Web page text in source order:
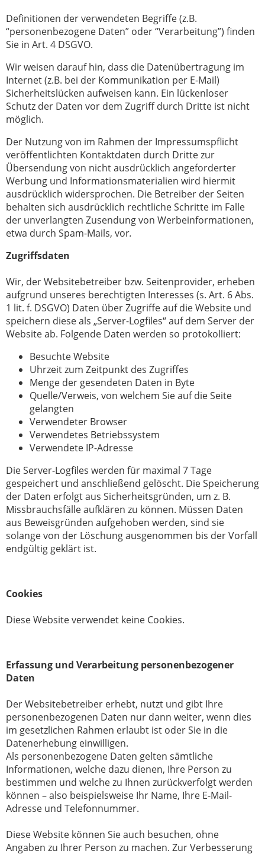
Definitionen der verwendeten Begriffe (z.B.
“personenbezogene Daten” oder “Verarbeitung”) finden
Sie in Art. 4 DSGVO.
Wir weisen darauf hin, dass die Datenübertragung im
Internet (z.B. bei der Kommunikation per E-Mail)
Sicherheitslücken aufweisen kann. Ein lückenloser
Schutz der Daten vor dem Zugriff durch Dritte ist nicht
möglich.
Der Nutzung von im Rahmen der Impressumspflicht
veröffentlichten Kontaktdaten durch Dritte zur
Übersendung von nicht ausdrücklich angeforderter
Werbung und Informationsmaterialien wird hiermit
ausdrücklich widersprochen. Die Betreiber der Seiten
behalten sich ausdrücklich rechtliche Schritte im Falle
der unverlangten Zusendung von Werbeinformationen,
etwa durch Spam-Mails, vor.
Zugriffsdaten
Wir, der Websitebetreiber bzw. Seitenprovider, erheben
aufgrund unseres berechtigten Interesses (s. Art. 6 Abs.
1 lit. f. DSGVO) Daten über Zugriffe auf die Website und
speichern diese als „Server-Logfiles“ auf dem Server der
Website ab. Folgende Daten werden so protokolliert:
Besuchte Website
Uhrzeit zum Zeitpunkt des Zugriffes
Menge der gesendeten Daten in Byte
Quelle/Verweis, von welchem Sie auf die Seite
gelangten
Verwendeter Browser
Verwendetes Betriebssystem
Verwendete IP-Adresse
Die Server-Logfiles werden für maximal 7 Tage
gespeichert und anschließend gelöscht. Die Speicherung
der Daten erfolgt aus Sicherheitsgründen, um z. B.
Missbrauchsfälle aufklären zu können. Müssen Daten
aus Beweisgründen aufgehoben werden, sind sie
solange von der Löschung ausgenommen bis der Vorfall
endgültig geklärt ist.
Cookies
Diese Website verwendet keine Cookies.
Erfassung und Verarbeitung personenbezogener
Daten
Der Websitebetreiber erhebt, nutzt und gibt Ihre
personenbezogenen Daten nur dann weiter, wenn dies
im gesetzlichen Rahmen erlaubt ist oder Sie in die
Datenerhebung einwilligen.
Als personenbezogene Daten gelten sämtliche
Informationen, welche dazu dienen, Ihre Person zu
bestimmen und welche zu Ihnen zurückverfolgt werden
können – also beispielsweise Ihr Name, Ihre E-Mail-
Adresse und Telefonnummer.
Diese Website können Sie auch besuchen, ohne
Angaben zu Ihrer Person zu machen. Zur Verbesserung